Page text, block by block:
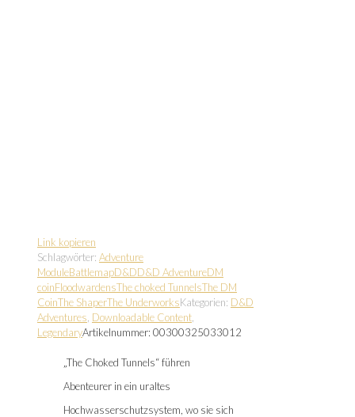
Link kopieren
Schlagwörter: Adventure
ModuleBattlemapD&DD&D AdventureDM
coinFloodwardensThe choked TunnelsThe DM
CoinThe ShaperThe UnderworksKategorien: D&D
Adventures Downloadable Content,
LegendaryArtikelnummer: 00300325033012
„The Choked Tunnels“ führen
Abenteurer in ein uraltes
Hochwasserschutzsystem, wo sie sich